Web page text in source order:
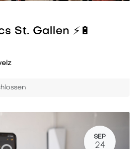
St. Gallen ⚡️🔋
SEP
24